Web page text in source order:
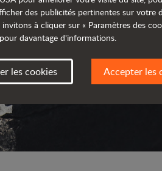
LE
VOTRE
des publicités pertinentes sur votre
à cliquer sur « Paramètres des
pour davantage d'informations.
les cookies Accepter les